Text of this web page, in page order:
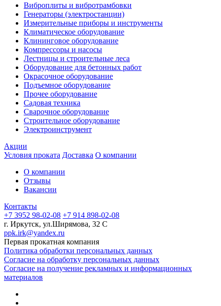
Виброплиты и вибротрамбовки
Генераторы (электростанции)
Измерительные приборы и инструменты
Климатическое оборудование
Клининговое оборудование
Компрессоры и насосы
Лестницы и строительные леса
Оборудование для бетонных работ
Окрасочное оборудование
Подъемное оборудование
Прочее оборудование
Садовая техника
Сварочное оборудование
Строительное оборудование
Электроинструмент
Акции
Условия проката Доставка О компании
О компании
Отзывы
Вакансии
Контакты
+7 3952 98-02-08 +7 914 898-02-08
г. Иркутск, ул.Ширямова, 32 С
ppk.irk@yandex.ru
Первая прокатная компания
Политика обработки персональных данных
Согласие на обработку персональных данных
Согласие на получение рекламных и информационных
материалов